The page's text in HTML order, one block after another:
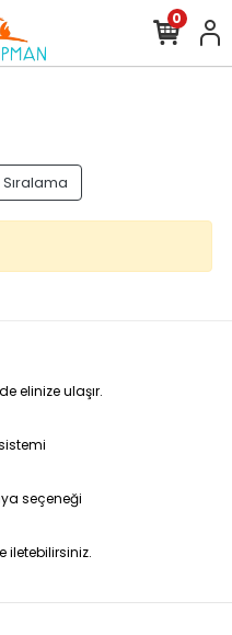
0
Sıralama
elinize ulaşır.
seçeneği
iletebilirsiniz.